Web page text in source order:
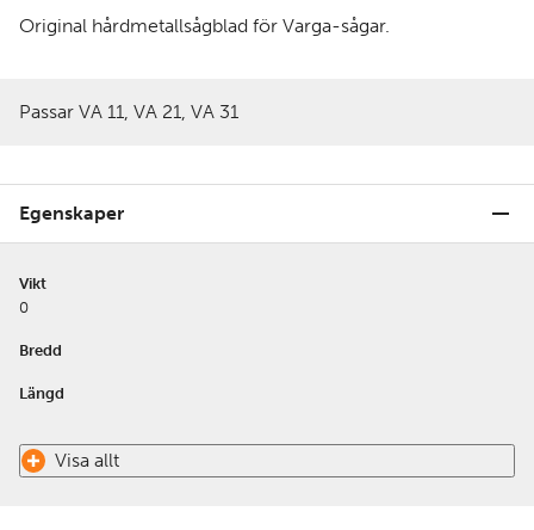
Original hårdmetallsågblad för Varga-sågar.
Passar VA 11, VA 21, VA 31
Egenskaper
Vikt
0
Bredd
Längd
Visa allt